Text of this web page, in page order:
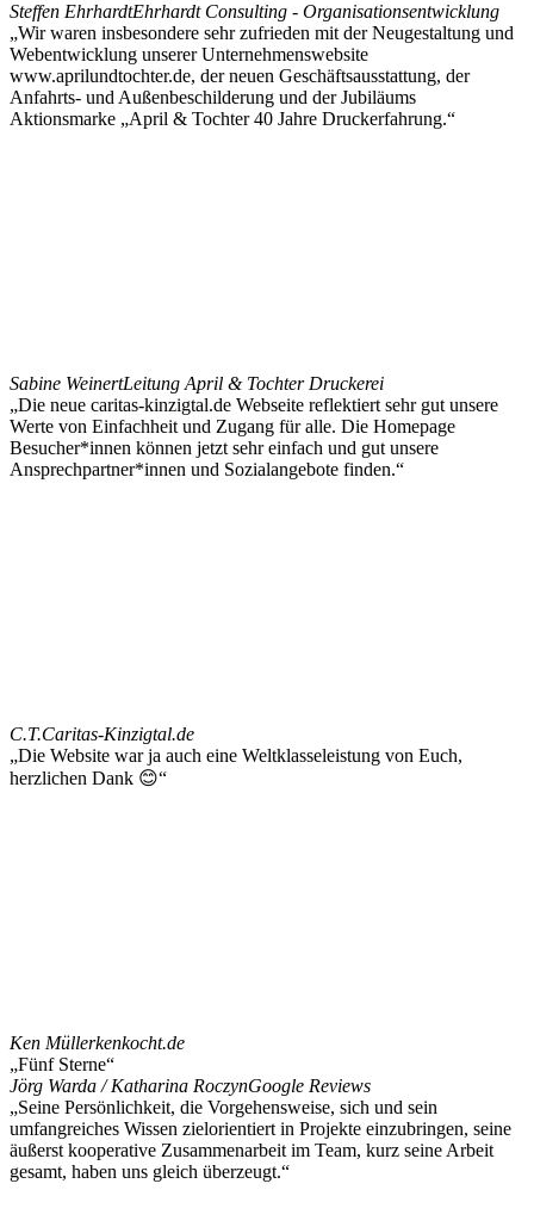
Steffen EhrhardtEhrhardt Consulting - Organisationsentwicklung
„Wir waren insbesondere sehr zufrieden mit der Neugestaltung und
Webentwicklung unserer Unternehmenswebsite
www.aprilundtochter.de, der neuen Geschäftsausstattung, der
Anfahrts- und Außenbeschilderung und der Jubiläums
Aktionsmarke „April & Tochter 40 Jahre Druckerfahrung.“
Sabine WeinertLeitung April & Tochter Druckerei
„Die neue caritas-kinzigtal.de Webseite reflektiert sehr gut unsere
Werte von Einfachheit und Zugang für alle. Die Homepage
Besucher*innen können jetzt sehr einfach und gut unsere
Ansprechpartner*innen und Sozialangebote finden.“
C.T.Caritas-Kinzigtal.de
„Die Website war ja auch eine Weltklasseleistung von Euch,
herzlichen Dank 😊“
Ken Müllerkenkocht.de
„Fünf Sterne“
Jörg Warda / Katharina RoczynGoogle Reviews
„Seine Persönlichkeit, die Vorgehensweise, sich und sein
umfangreiches Wissen zielorientiert in Projekte einzubringen, seine
äußerst kooperative Zusammenarbeit im Team, kurz seine Arbeit
gesamt, haben uns gleich überzeugt.“